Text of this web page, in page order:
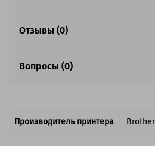
Обратите внимание:
Акция! Количество ограничено.
Отзывы (0)
Вопросы (0)
Производитель принтера Brother